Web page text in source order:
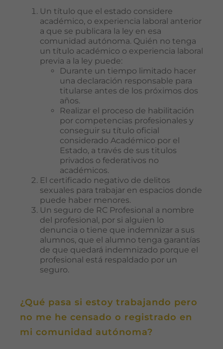
Un título que el estado considere
académico, o experiencia laboral anterior
a que se publicara la ley en esa
comunidad autónoma. Quién no tenga
un título académico o experiencia laboral
previa a la ley puede:
Durante un tiempo limitado hacer
una declaración responsable para
titularse antes de los próximos dos
años.
Realizar el proceso de habilitación
por competencias profesionales y
conseguir su título oficial
considerado Académico por el
Estado, a través de sus titulos
privados o federativos no
académicos.
El certificado negativo de delitos
sexuales para trabajar en espacios donde
puede haber menores.
Un seguro de RC Profesional a nombre
del profesional, por si alguien lo
denuncia o tiene que indemnizar a sus
alumnos, que el alumno tenga garantías
de que quedará indemnizado porque el
profesional está respaldado por un
seguro.
¿Qué pasa si estoy trabajando pero
no me he censado o registrado en
mi comunidad autónoma?